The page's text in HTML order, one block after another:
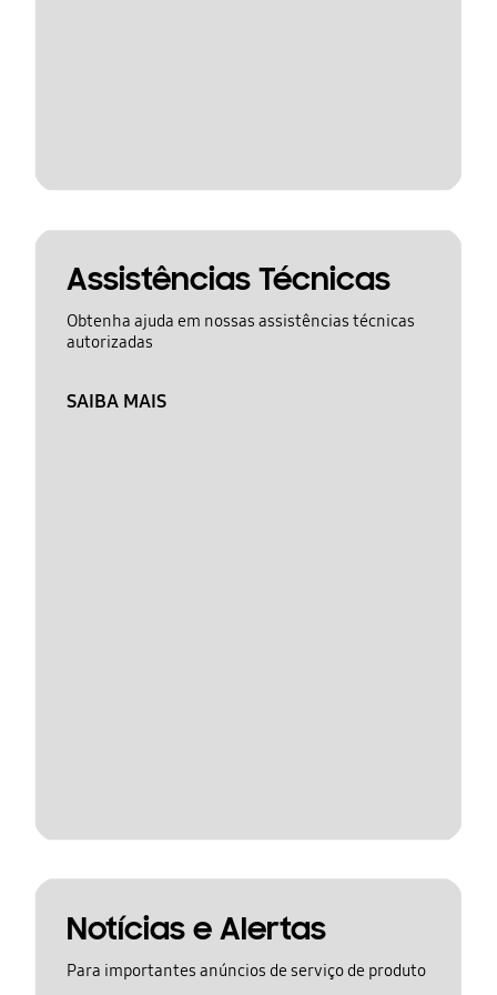
Assistências Técnicas
Obtenha ajuda em nossas assistências técnicas
autorizadas
SAIBA MAIS
Notícias e Alertas
Para importantes anúncios de serviço de produto